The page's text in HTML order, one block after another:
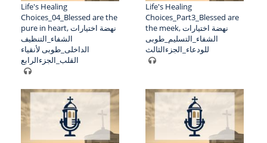
Life's Healing
Choices_04_Blessed are the
pure in heart, نهضة اختيارات
الشفاء_التنظيف
الداخلى_طوبى لأنقياء
القلب_الجزءالرابع
Life's Healing
Choices_Part3_Blessed are
the meek, نهضة اختيارات
الشفاء_التسليم_طوبى
للودعاء_الجزءالثالث